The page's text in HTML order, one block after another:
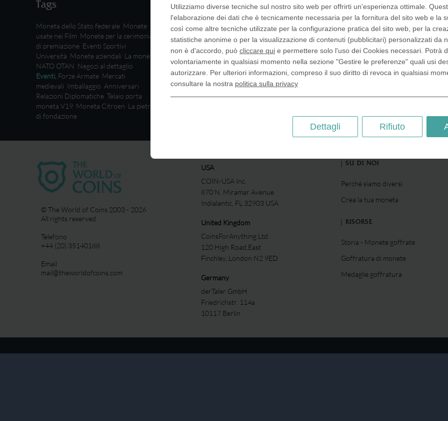
Tags
Moneta dello Stato federale Monete
usate nei Film Monete per la cerimonia
di premiazione Eventi Sportivi
Università Monete aziendali La moneta
NATO OTAN Negozi al dettaglio
Eventi Forze Armate Mercati
medievali Imballaggio Anniversari
Relazioni Diplomatiche Telaio porta
moneta V19 Moneta Citroen La pietra
di fondazione
offrono sempre idee e attività
visitatori. Coniare medaglie
(d'ora in poi denominate
Disclaimer) per un evento di
Eventi
© The World of Coins 2003 - 2026
All rights reserved.
Telefono
+44 (20) 35140188
Email
mail@theworldofcoins.com
USA
COIN-USA Inc.
870 N. Miramar Avenue
Indialantic, FL 32903 USA
United Kingdom
CoinsForAnything Ltd.
120 High Road,East
Finchley, London N2 9ED
Germany
derTaler GmbH
Friedrichstr. 114a
10117 Berlin
SU DI NOI
Perché siamo diversi
Crea la tua moneta
RISORSE
Storia - Monete goffrate
Goffratura di monete
Medaglie goffratura
Utilizziamo diverse tecniche sul nostro sito web per offrirti un'esperienza ottimale.
l'elaborazione dei dati che è tecnicamente necessaria per la fornitura del sito web e la
così come altre tecniche utilizzate per la configurazione pratica del sito web, per la
statistiche anonime o per la visualizzazione di contenuti (pubblicitari) personalizzati da
non è d'accordo, può cliccare qui e permettere solo l'uso dei Cookies necessari. Potrà
volontariamente in qualsiasi momento nella sezione "Gestire le preferenze" quali usi
autorizzare. Per ulteriori informazioni, compreso il suo diritto di revoca in qualsiasi
consultare la nostra politica sulla privacy
Rifiuto
Dettagli